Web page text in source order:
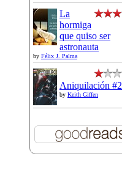
La
hormiga
que quiso ser
astronauta
by Félix J. Palma
Aniquilación #2
by Keith Giffen